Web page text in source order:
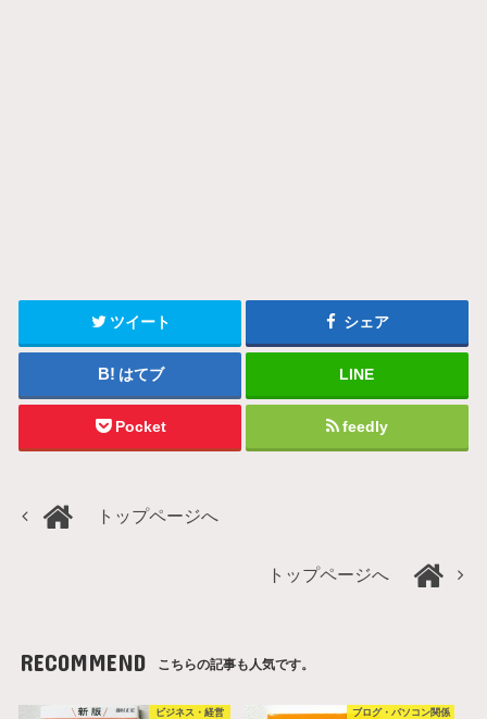
ツイート シェア
はてブ LINE
Pocket feedly
トップページへ
トップページへ
RECOMMEND こちらの記事も人気です。
ビジネス・経営 ブログ・パソコン関係